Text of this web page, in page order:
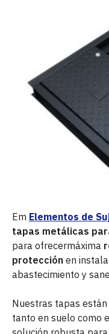
Em Elementos de
tapas metálicas
para ofrecermáxima
protección en
abastecimiento y
Nuestras tapas
tanto en suelo como